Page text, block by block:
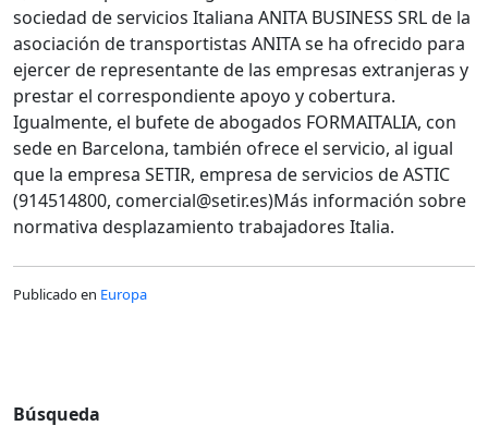
sociedad de servicios Italiana ANITA BUSINESS SRL de la
asociación de transportistas ANITA se ha ofrecido para
ejercer de representante de las empresas extranjeras y
prestar el correspondiente apoyo y cobertura.
Igualmente, el bufete de abogados FORMAITALIA, con
sede en Barcelona, también ofrece el servicio, al igual
que la empresa SETIR, empresa de servicios de ASTIC
(914514800, comercial@setir.es)Más información sobre
normativa desplazamiento trabajadores Italia.
Publicado en Europa
Búsqueda